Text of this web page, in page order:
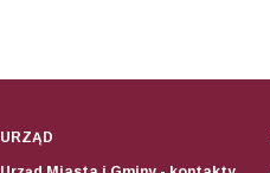
URZĄD